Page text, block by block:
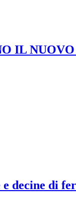
IL
e decine di